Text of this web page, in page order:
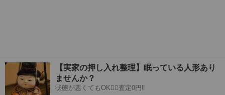
【実家の押し入れ整理】眠っている人形あり
ませんか？
状態が悪くてもOK🙆‍♀️査定0円‼️